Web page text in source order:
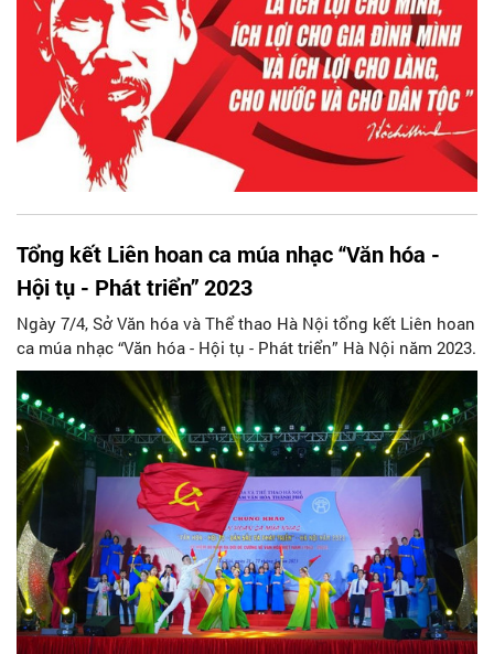
Tổng kết Liên hoan ca múa nhạc “Văn hóa -
Hội tụ - Phát triển” 2023
Ngày 7/4, Sở Văn hóa và Thể thao Hà Nội tổng kết Liên hoan
ca múa nhạc “Văn hóa - Hội tụ - Phát triển” Hà Nội năm 2023.